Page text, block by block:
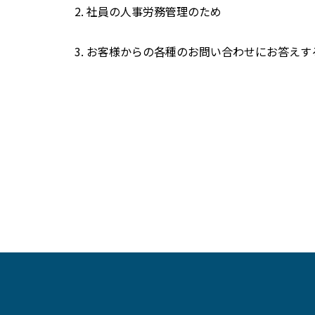
社員の人事労務管理のため
お客様からの各種のお問い合わせにお答え